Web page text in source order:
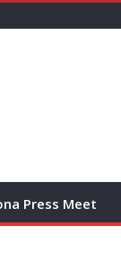
Press Meet